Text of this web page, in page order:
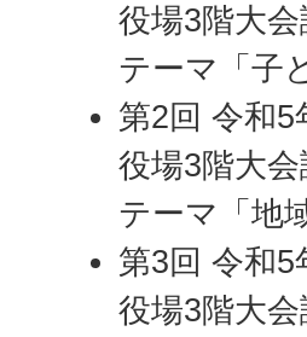
役場3階大会
テーマ「子
第2回 令和5
役場3階大会
テーマ「地
第3回 令和5
役場3階大会